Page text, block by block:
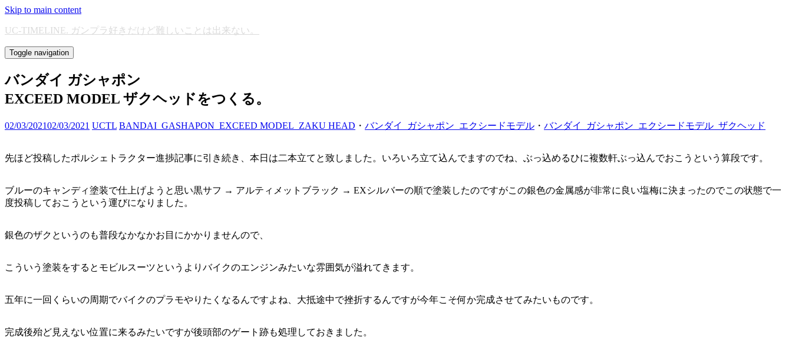
Skip to main content
UC-TIMELINE. ガンプラ好きだけど難しいことは出来ない。
Toggle navigation
バンダイ ガシャポン
EXCEED MODEL ザクヘッドをつくる。
02/03/202102/03/2021 UCTL BANDAI_GASHAPON_EXCEED MODEL_ZAKU HEAD ・ バンダイ_ガシャポン_エクシードモデル ・ バンダイ_ガシャポン_エクシードモデル_ザクヘッド
先ほど投稿したポルシェトラクター進捗記事に引き続き、本日は二本立てと致しました。いろいろ立て込んでますのでね、ぶっ込めるひに複数軒ぶっ込んでおこうという算段です。
ブルーのキャンディ塗装で仕上げようと思い黒サフ → アルティメットブラック → EXシルバーの順で塗装したのですがこの銀色の金属感が非常に良い塩梅に決まったのでこの状態で一
度投稿しておこうという運びになりました。
銀色のザクというのも普段なかなかお目にかかりませんので、
こういう塗装をするとモビルスーツというよりバイクのエンジンみたいな雰囲気が溢れてきます。
五年に一回くらいの周期でバイクのプラモやりたくなるんですよね、大抵途中で挫折するんですが今年こそ何か完成させてみたいものです。
完成後殆ど見えない位置に来るみたいですが後頭部のゲート跡も処理しておきました。